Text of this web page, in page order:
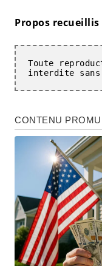
Propos
Toute
interdite sans